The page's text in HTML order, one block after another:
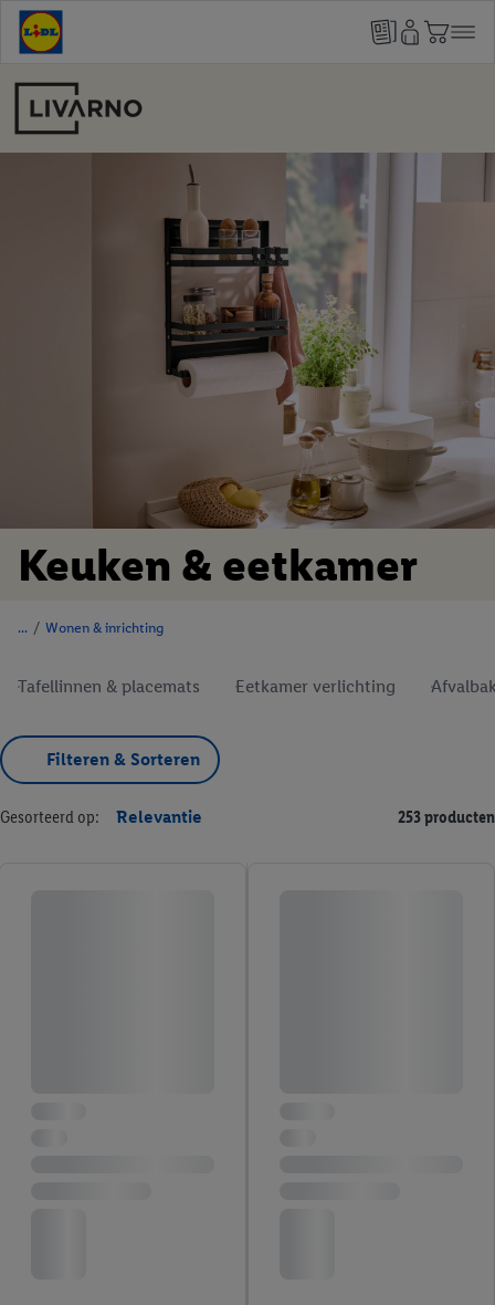
Keuken & eetkamer
/ Wonen & inrichting
Tafellinnen & placemats Eetkamer verlichting
Filteren & Sorteren
Gesorteerd op: Relevantie 253 producten